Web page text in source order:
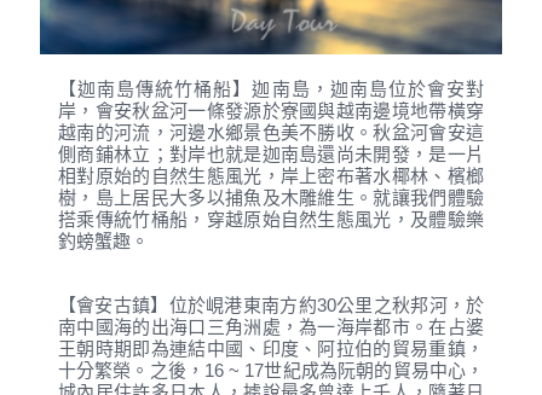
【迦南島傳統竹桶船】迦南島，迦南島位於會安對
岸，會安秋盆河一條發源於寮國與越南邊境地帶橫穿
越南的河流，河邊水鄉景色美不勝收。秋盆河會安這
側商鋪林立；對岸也就是迦南島還尚未開發，是一片
相對原始的自然生態風光，岸上密布著水椰林、檳榔
樹，島上居民大多以捕魚及木雕維生。就讓我們體驗
搭乘傳統竹桶船，穿越原始自然生態風光，及體驗樂
釣螃蟹趣。
【會安古鎮】位於峴港東南方約30公里之秋邦河，於
南中國海的出海口三角洲處，為一海岸都市。在占婆
王朝時期即為連結中國、印度、阿拉伯的貿易重鎮，
十分繁榮。之後，16 ~ 17世紀成為阮朝的貿易中心，